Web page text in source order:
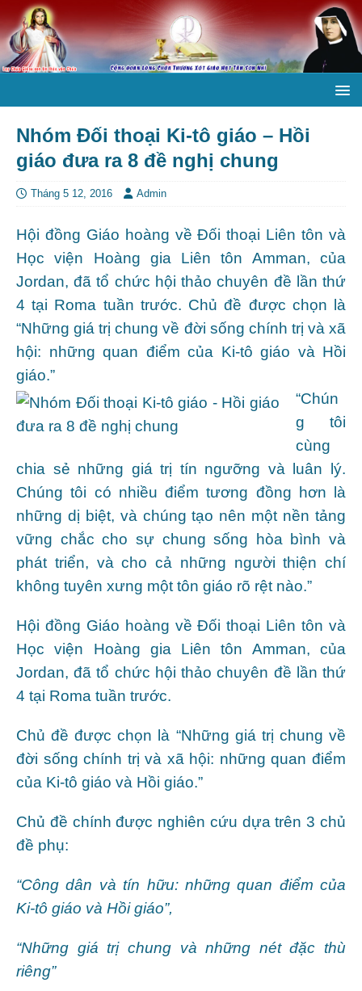
Nhóm Đối thoại Ki-tô giáo – Hồi
giáo đưa ra 8 đề nghị chung
Tháng 5 12, 2016 Admin
Hội đồng Giáo hoàng về Đối thoại Liên tôn và
Học viện Hoàng gia Liên tôn Amman, của
Jordan, đã tổ chức hội thảo chuyên đề lần thứ
4 tại Roma tuần trước. Chủ đề được chọn là
“Những giá trị chung về đời sống chính trị và xã
hội: những quan điểm của Ki-tô giáo và Hồi
giáo.”
“Chún
g tôi
cùng
chia sẻ những giá trị tín ngưỡng và luân lý.
Chúng tôi có nhiều điểm tương đồng hơn là
những dị biệt, và chúng tạo nên một nền tảng
vững chắc cho sự chung sống hòa bình và
phát triển, và cho cả những người thiện chí
không tuyên xưng một tôn giáo rõ rệt nào.”
Hội đồng Giáo hoàng về Đối thoại Liên tôn và
Học viện Hoàng gia Liên tôn Amman, của
Jordan, đã tổ chức hội thảo chuyên đề lần thứ
4 tại Roma tuần trước.
Chủ đề được chọn là “Những giá trị chung về
đời sống chính trị và xã hội: những quan điểm
của Ki-tô giáo và Hồi giáo.”
Chủ đề chính được nghiên cứu dựa trên 3 chủ
đề phụ:
“Công dân và tín hữu: những quan điểm của
Ki-tô giáo và Hồi giáo”,
“Những giá trị chung và những nét đặc thù
riêng”